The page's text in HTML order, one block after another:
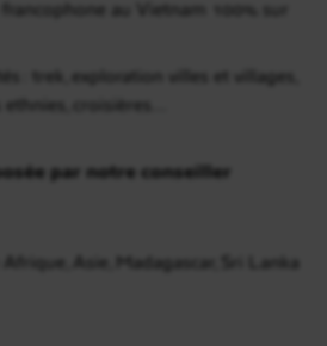
au Vietnam 100% sur
: trek, exploration villes et villages,
croisières…
par notre conseiller
Afrique, Asie, Madagascar, Sri Lanka